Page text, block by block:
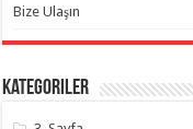
Bize Ulaşın
Kategoriler